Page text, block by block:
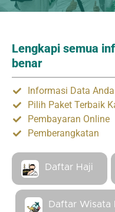
Lengkapi semua
benar
Informasi Data Anda
Pilih Paket Terbaik
Pembayaran Online
Pemberangkatan
Daftar Haji
Daftar Wisata